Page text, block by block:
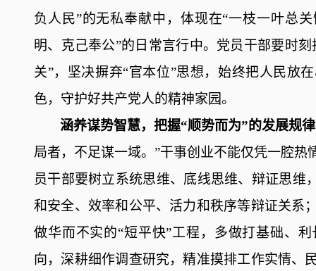
负人民”的无私奉献中，体现在“一枝一叶总
明、克己奉公”的日常言行中。党员干部要时
关”，坚决摒弃“官本位”思想，始终把人民放
色，守护好共产党人的精神家园。
涵养谋势智慧，把握“顺势而为”的发展规
局者，不足谋一域。”干事创业不能仅凭一腔
员干部要树立系统思维、底线思维、辩证思维
和安全、效率和公平、活力和秩序等辩证关系
做华而不实的“短平快”工程，多做打基础、
向，深耕细作调查研究，精准摸排工作实情、